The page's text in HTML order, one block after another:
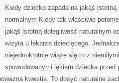
MA
PODAJĄ,
Z
Kiedy dziecko zapada na jakąś istotną
normalnym Kiedy tak właściwie
jakąś istotną dolegliwość naturalnym
wizyta u lekarza dziecięcego.
niejednokrotnie wiąże się to z
spowodowanymi lękiem dziecka przed
kwestia. To dosyć naturalne